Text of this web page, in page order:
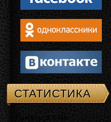
СТАТИСТИКА
Память: 3.5 Mb